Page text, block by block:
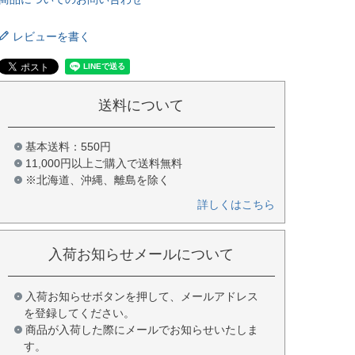
レビューを書く
送料について
基本送料：550円
11,000円以上ご購入で送料無料
※北海道、沖縄、離島を除く
詳しくはこちら
入荷お知らせメールについて
入荷お知らせボタンを押して、メールアドレス
を登録してください。
商品が入荷した際にメールでお知らせいたしま
す。